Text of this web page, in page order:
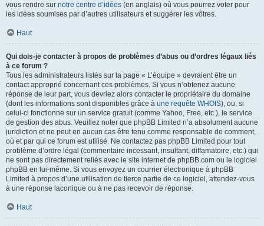
vous rendre sur notre centre d’idées (en anglais) où vous pourrez voter pour
les idées soumises par d’autres utilisateurs et suggérer les vôtres.
Haut
Qui dois-je contacter à propos de problèmes d’abus ou d’ordres légaux liés
à ce forum ?
Tous les administrateurs listés sur la page « L’équipe » devraient être un
contact approprié concernant ces problèmes. Si vous n’obtenez aucune
réponse de leur part, vous devriez alors contacter le propriétaire du domaine
(dont les informations sont disponibles grâce à une requête WHOIS), ou, si
celui-ci fonctionne sur un service gratuit (comme Yahoo, Free, etc.), le service
de gestion des abus. Veuillez noter que phpBB Limited n’a absolument aucune
juridiction et ne peut en aucun cas être tenu comme responsable de comment,
où et par qui ce forum est utilisé. Ne contactez pas phpBB Limited pour tout
problème d’ordre légal (commentaire incessant, insultant, diffamatoire, etc.) qui
ne sont pas directement reliés avec le site internet de phpBB.com ou le logiciel
phpBB en lui-même. Si vous envoyez un courrier électronique à phpBB
Limited à propos d’une utilisation de tierce partie de ce logiciel, attendez-vous
à une réponse laconique ou à ne pas recevoir de réponse.
Haut